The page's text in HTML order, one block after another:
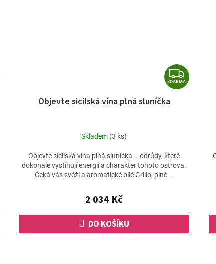
Z
D
ZDARMA
Objevte sicilská vína plná sluníčka
Skladem (3 ks)
2 034 Kč
DO KOŠÍKU
Objevte sicilská vína plná sluníčka – odrůdy, které
dokonale vystihují energii a charakter tohoto ostrova.
Čeká vás svěží a aromatické bílé Grillo, plné...